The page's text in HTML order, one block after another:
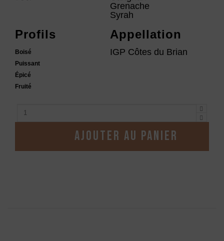
Grenache
Syrah
Profils
Boisé
Puissant
Épicé
Fruité
Appellation
IGP Côtes du Brian
Ajouter au panier